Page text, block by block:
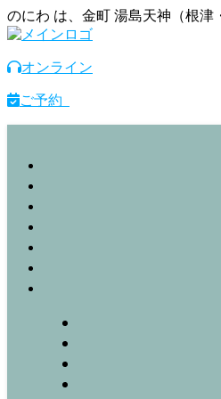
のにわ は、金町 湯島天神（根
オンライン
ご予約